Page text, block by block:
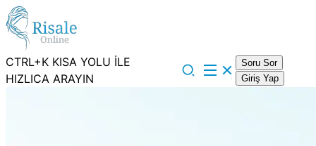
CTRL+K KISA YOLU İLE
HIZLICA ARAYIN
Soru Sor
Giriş Yap